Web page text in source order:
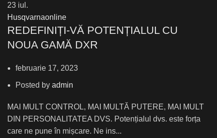
23 iul.
Husqvarnaonline
REDEFINIȚI-VĂ POTENȚIALUL CU
NOUA GAMĂ DXR
februarie 17, 2023
Posted by admin
MAI MULT CONTROL, MAI MULTĂ PUTERE, MAI MULT
DIN PERSONALITATEA DVS. Potențialul dvs. este forța
care ne pune în mișcare. Ne ins...